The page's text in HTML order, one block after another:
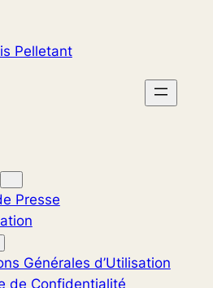
Pelletant
Presse
Générales d’Utilisation
de Confidentialité